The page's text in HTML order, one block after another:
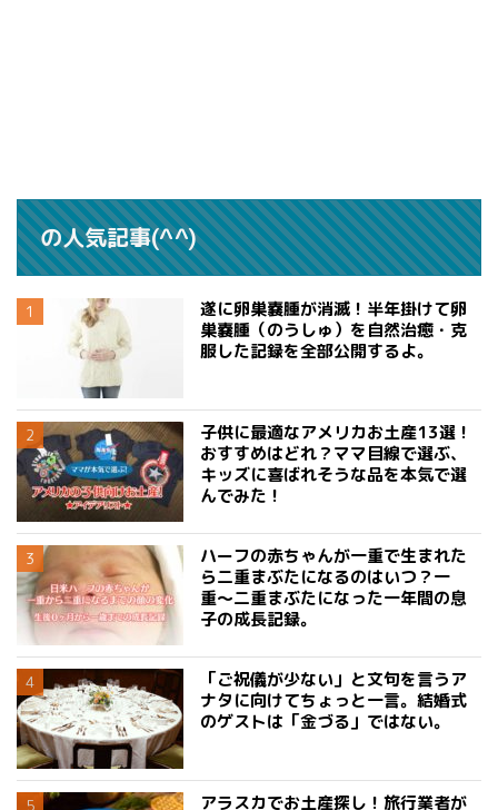
の人気記事(^^)
遂に卵巣嚢腫が消滅！半年掛けて卵
巣嚢腫（のうしゅ）を自然治癒・克
服した記録を全部公開するよ。
子供に最適なアメリカお土産13選！
おすすめはどれ？ママ目線で選ぶ、
キッズに喜ばれそうな品を本気で選
んでみた！
ハーフの赤ちゃんが一重で生まれた
ら二重まぶたになるのはいつ？一
重〜二重まぶたになった一年間の息
子の成長記録。
「ご祝儀が少ない」と文句を言うア
ナタに向けてちょっと一言。結婚式
のゲストは「金づる」ではない。
アラスカでお土産探し！旅行業者が